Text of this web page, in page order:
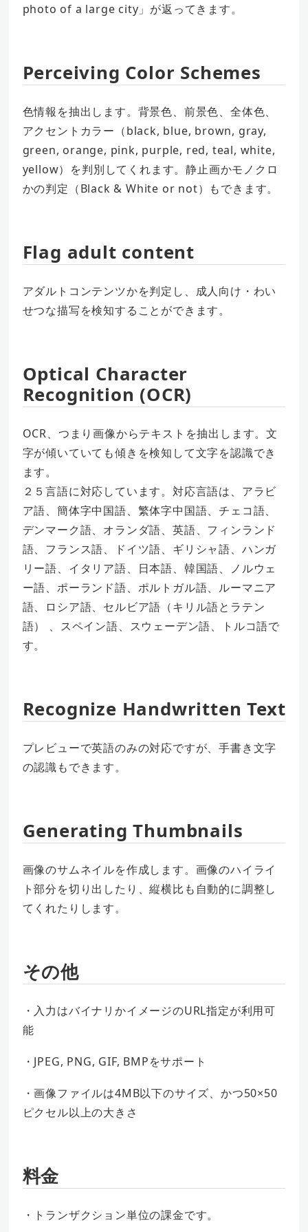
photo of a large city」が返ってきます。
Perceiving Color Schemes
色情報を抽出します。背景色、前景色、全体色、
アクセントカラー（black, blue, brown, gray,
green, orange, pink, purple, red, teal, white,
yellow）を判別してくれます。静止画かモノクロ
かの判定（Black & White or not）もできます。
Flag adult content
アダルトコンテンツかを判定し、成人向け・わい
せつな描写を検知することができます。
Optical Character
Recognition (OCR)
OCR、つまり画像からテキストを抽出します。文
字が傾いていても傾きを検知して文字を認識でき
ます。
２５言語に対応しています。対応言語は、アラビ
ア語、簡体字中国語、繁体字中国語、チェコ語、
デンマーク語、オランダ語、英語、フィンランド
語、フランス語、ドイツ語、ギリシャ語、ハンガ
リー語、イタリア語、日本語、韓国語、ノルウェ
ー語、ポーランド語、ポルトガル語、ルーマニア
語、ロシア語、セルビア語（キリル語とラテン
語） 、スペイン語、スウェーデン語、トルコ語で
す。
Recognize Handwritten Text
プレビューで英語のみの対応ですが、手書き文字
の認識もできます。
Generating Thumbnails
画像のサムネイルを作成します。画像のハイライ
ト部分を切り出したり、縦横比も自動的に調整し
てくれたりします。
その他
・入力はバイナリかイメージのURL指定が利用可
能
・JPEG, PNG, GIF, BMPをサポート
・画像ファイルは4MB以下のサイズ、かつ50×50
ピクセル以上の大きさ
料金
・トランザクション単位の課金です。